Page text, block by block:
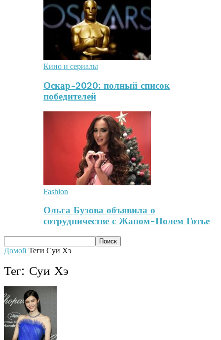
Кино и сериалы
Оскар-2020: полный список
победителей
Fashion
Ольга Бузова объявила о
сотрудничестве с Жаном-Полем Готье
Домой Теги Суи Хэ
Тег: Суи Хэ